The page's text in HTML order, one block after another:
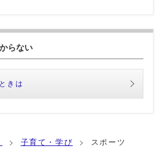
らない
きは
子育て・学び スポーツ